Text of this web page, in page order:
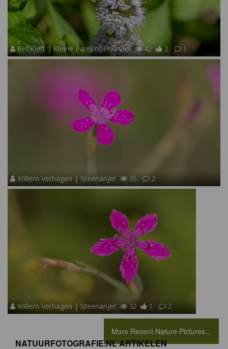
Eef Kieft | Kleine Parelmoervlinder 42 2 1
Willem Verhagen | Steenanjer 35 2
Willem Verhagen | Steenanjer 32 1 2
More Recent Nature Pictures...
NATUURFOTOGRAFIE.NL ARTIKELEN